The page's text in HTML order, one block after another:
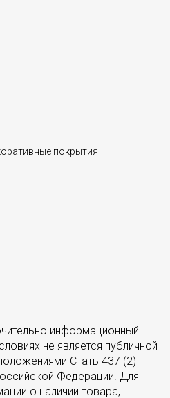
покрытия
информационный
не является публичной
Стать 437 (2)
Федерации. Для
о наличии товара,